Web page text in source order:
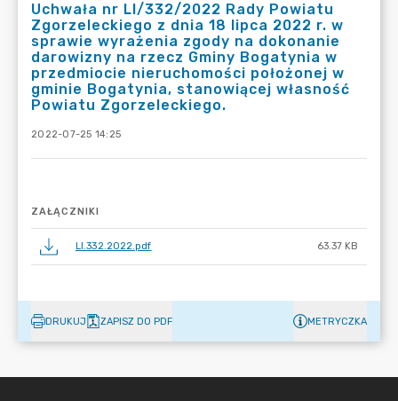
Uchwała nr LI/332/2022 Rady Powiatu
Zgorzeleckiego z dnia 18 lipca 2022 r. w
sprawie wyrażenia zgody na dokonanie
darowizny na rzecz Gminy Bogatynia w
przedmiocie nieruchomości położonej w
gminie Bogatynia, stanowiącej własność
Powiatu Zgorzeleckiego.
2022-07-25 14:25
ZAŁĄCZNIKI
LI.332.2022.pdf 63.37 KB
DRUKUJ ZAPISZ DO PDF METRYCZKA